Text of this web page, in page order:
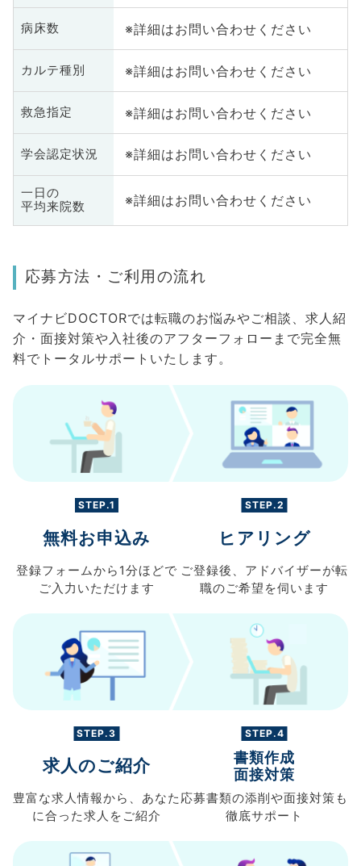
病床数 ※詳細はお問い合わせください
カルテ種別 ※詳細はお問い合わせください
救急指定 ※詳細はお問い合わせください
学会認定状況 ※詳細はお問い合わせください
一日の
平均来院数
※詳細はお問い合わせください
応募方法・ご利用の流れ
マイナビDOCTORでは転職のお悩みやご相談、求人紹
介・面接対策や入社後のアフターフォローまで完全無
料でトータルサポートいたします。
STEP.1
無料お申込み
登録フォームから 1分ほどで
ご入力 いただけます
STEP.2
ヒアリング
ご登録後、 アドバイザーが転
職のご希望を伺います
STEP.3
求人のご紹介
豊富な求人情報から、 あなた
に合った求人を ご紹介
STEP.4
書類作成
面接対策
応募書類の添削や面接対策も
徹底サポート